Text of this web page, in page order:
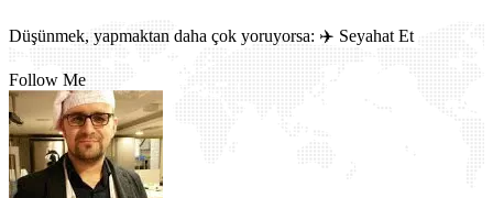
Düşünmek, yapmaktan daha çok yoruyorsa: ✈️ Seyahat Et
Follow Me